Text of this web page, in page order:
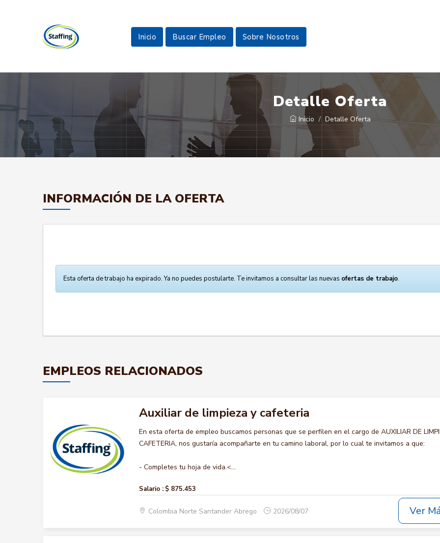
Inicio Buscar Empleo Sobre Nosotros
Detalle Oferta
Inicio Detalle Oferta
INFORMACIÓN DE LA OFERTA
Esta oferta de trabajo ha expirado. Ya no puedes postularte. Te invitamos a consultar las nuevas ofertas de trabajo.
EMPLEOS RELACIONADOS
Auxiliar de limpieza y cafeteria
En esta oferta de empleo buscamos personas que se perfilen en el cargo de AUXILIAR DE
CAFETERIA, nos gustaría acompañarte en tu camino laboral, por lo cual te invitamos a que:
- Completes tu hoja de vida.<...
Salario : $ 875.453
Colombia Norte Santander Abrego 2026/08/07 Ver